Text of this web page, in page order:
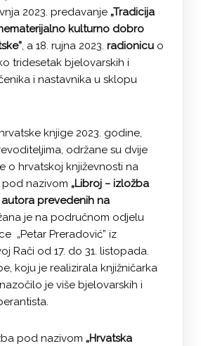
2023. predavanje „Tradicija
kulturno dobro
, a 18. rujna 2023. radionicu o
tridesetak bjelovarskih i
i nastavnika u sklopu
knjige 2023. godine,
održane su dvije
o hrvatskoj književnosti na
pod nazivom „Libroj − izložba
prevedenih na
je na područnom odjelu
„Petar Preradović” iz
Rači od 17. do 31. listopada.
koju je realizirala knjižničarka
je više bjelovarskih i
pod nazivom „Hrvatska